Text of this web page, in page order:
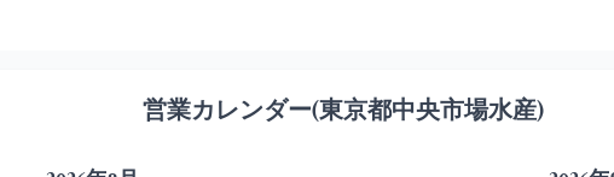
営業カレンダー(東京都中央市場水産)